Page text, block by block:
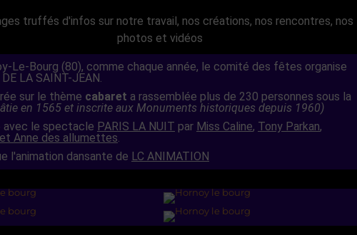
truffés d'infos sur notre travail, nos créations, nos rencontres, nos
photos et vidéos
Le-Bourg (80), comme chaque année, le comité des fêtes organise
DE LA SAINT-JEAN.
sur le thème cabaret a rassemblée plus de 230 personnes sous la
en 1565 et inscrite aux Monuments historiques depuis 1960)
avec le spectacle PARIS LA NUIT par Miss Caline, Tony Parkan,
Anne des allumettes.
l'animation dansante de LC ANIMATION